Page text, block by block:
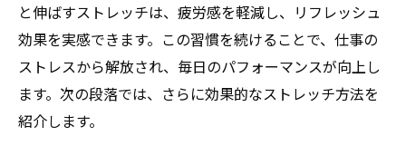
と伸ばすストレッチは、疲労感を軽減し、リフレッシュ
効果を実感できます。この習慣を続けることで、仕事の
ストレスから解放され、毎日のパフォーマンスが向上し
ます。次の段落では、さらに効果的なストレッチ方法を
紹介します。